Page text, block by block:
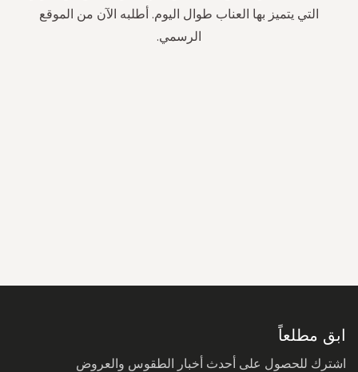
التي يتميز بها العناب طوال اليوم. أطلبه الآن من الموقع
الرسمي.
ابق مطلعاً
اشترك للحصول على أحدث أخبار الطقوس والعروض